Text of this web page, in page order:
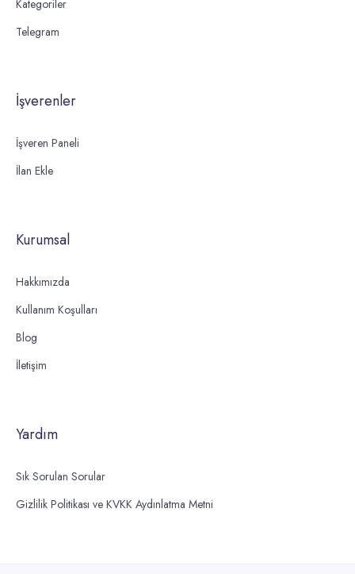
Kategoriler
Telegram
İşverenler
İşveren Paneli
İlan Ekle
Kurumsal
Hakkımızda
Kullanım Koşulları
Blog
İletişim
Yardım
Sık Sorulan Sorular
Gizlilik Politikası ve KVKK Aydınlatma Metni